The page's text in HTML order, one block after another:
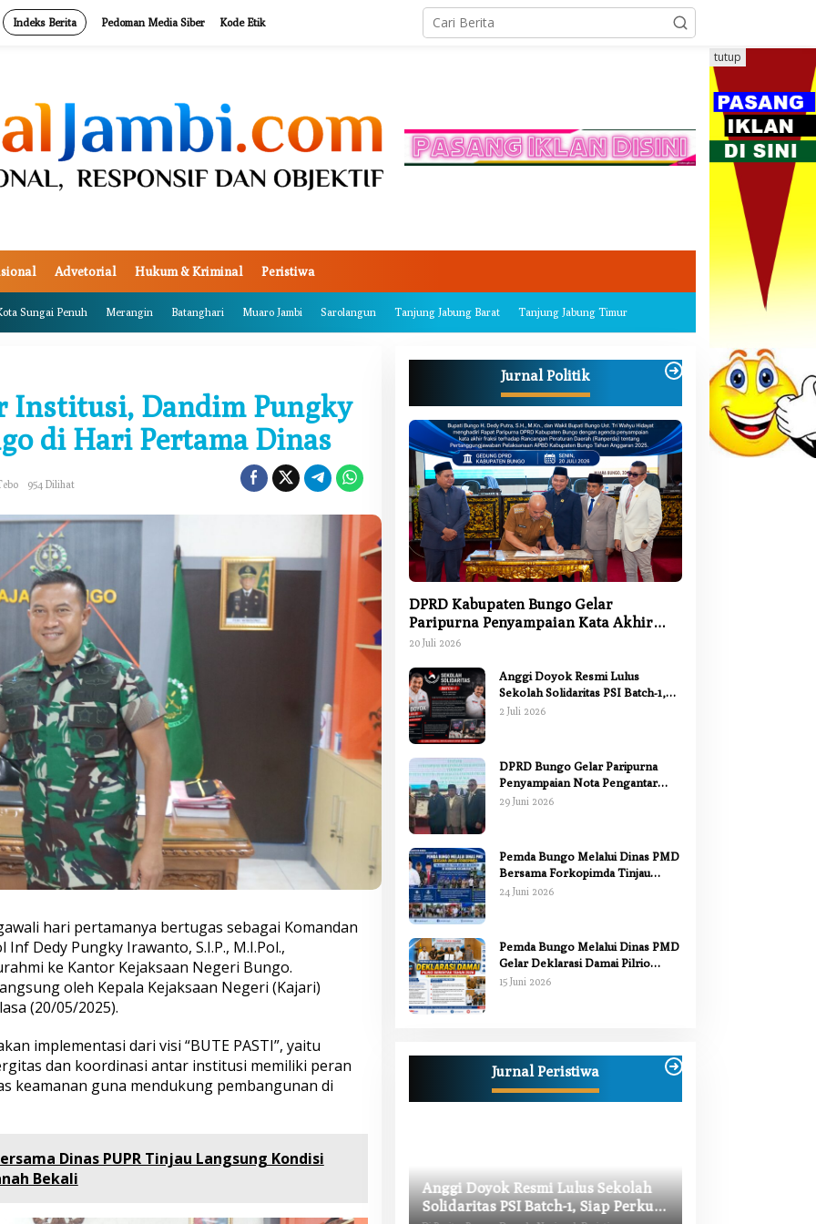
Indeks Berita Pedoman Media Siber Kode Etik
Advetorial Hukum & Kriminal Peristiwa
Sungai Penuh Merangin Batanghari Muaro Jambi Sarolangun Tanjung Jabung Barat Tanjung Jabung Timur
tutup
Institusi, Dandim Pungky
di Hari Pertama Dinas
954 Dilihat
hari pertamanya bertugas sebagai Komandan
Dedy Pungky Irawanto, S.I.P., M.I.Pol.,
ke Kantor Kejaksaan Negeri Bungo.
oleh Kepala Kejaksaan Negeri (Kajari)
(20/05/2025).
implementasi dari visi “BUTE PASTI”, yaitu
dan koordinasi antar institusi memiliki peran
keamanan guna mendukung pembangunan di
Dinas PUPR Tinjau Langsung Kondisi
Bekali
Jurnal Politik
DPRD Kabupaten Bungo Gelar
Paripurna Penyampaian Kata Akhir
Fraksi terhadap Ranperda
20 Juli 2026
Anggi Doyok Resmi Lulus
Sekolah Solidaritas PSI Batch-1,
Siap Perkuat Kiprah Politik dari
2 Juli 2026
DPRD Bungo Gelar Paripurna
Penyampaian Nota Pengantar
Pertanggungjawaban Pelaksanaan
29 Juni 2026
Pemda Bungo Melalui Dinas PMD
Bersama Forkopimda Tinjau
Pelaksanaan Pilrio Serentak 2026
24 Juni 2026
Pemda Bungo Melalui Dinas PMD
Gelar Deklarasi Damai Pilrio
Serentak Tahun 2026
15 Juni 2026
Jurnal Peristiwa
Anggi Doyok Resmi Lulus Sekolah
Solidaritas PSI Batch-1, Siap Perkuat